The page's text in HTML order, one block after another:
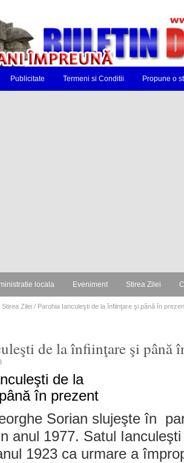
Publicitate Termeni si Conditii Propune o
locala Eveniment Stirea Zilei
Stirea Zilei / Parohia Ianculeşti de la înfiinţare şi până în
de la înfiinţare şi până
Sorian slujeşte în
anul 1977. Satul
1923 ca urmare a